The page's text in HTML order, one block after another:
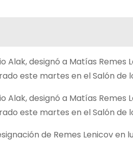
Alak, designó a Matías
este martes en el Salón de
Alak, designó a Matías
este martes en el Salón de
de Remes Lenicov en